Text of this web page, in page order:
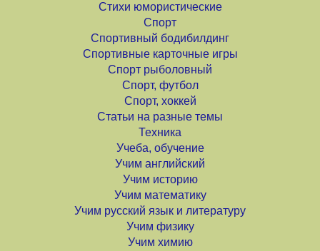
Стихи юмористические
Спорт
Спортивный бодибилдинг
Спортивные карточные игры
Спорт рыболовный
Спорт, футбол
Спорт, хоккей
Статьи на разные темы
Техника
Учеба, обучение
Учим английский
Учим историю
Учим математику
Учим русский язык и литературу
Учим физику
Учим химию